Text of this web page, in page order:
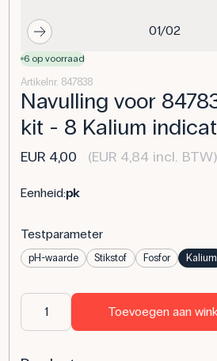
01/02
6 op voorraad
Artikelnr. 847838
Navulling voor
kit - 8 Kalium
EUR 4,00 (EUR 4,84 incl. BTW)
Eenheid:pk
Testparameter
pH-waarde Stikstof Fosfor Kalium
Toevoegen aan